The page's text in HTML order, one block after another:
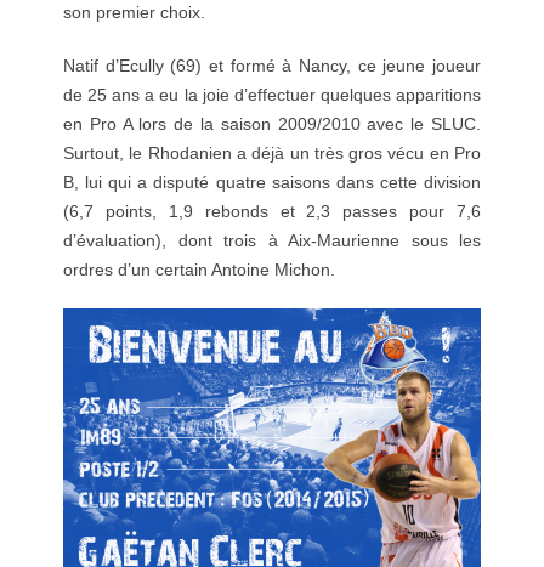
son premier choix.
Natif d’Ecully (69) et formé à Nancy, ce jeune joueur
de 25 ans a eu la joie d’effectuer quelques apparitions
en Pro A lors de la saison 2009/2010 avec le SLUC.
Surtout, le Rhodanien a déjà un très gros vécu en Pro
B, lui qui a disputé quatre saisons dans cette division
(6,7 points, 1,9 rebonds et 2,3 passes pour 7,6
d’évaluation), dont trois à Aix-Maurienne sous les
ordres d’un certain Antoine Michon.